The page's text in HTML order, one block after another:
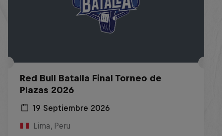
Red Bull Batalla Final Torneo de
Plazas 2026
19 Septiembre 2026
Lima, Peru